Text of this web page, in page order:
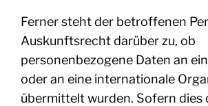
Ferner steht der betroffenen
Auskunftsrecht darüber zu, ob
personenbezogene Daten an
oder an eine internationale
übermittelt wurden. Sofern dies